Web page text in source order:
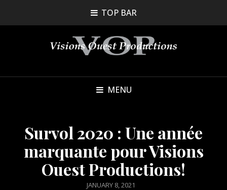
TOP BAR
MENU
Survol 2020 : Une année
marquante pour Visions
Ouest Productions!
POSTED
JANUARY 8, 2021